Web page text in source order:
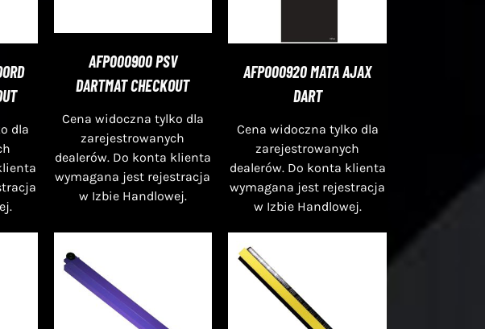
dla
AFP000900 PSV
DARTMAT CHECKOUT
Cena widoczna tylko dla
zarejestrowanych
dealerów. Do konta klienta
wymagana jest rejestracja
w Izbie Handlowej.
AFP000920 MATA AJAX
DART
Cena widoczna tylko dla
zarejestrowanych
dealerów. Do konta klienta
wymagana jest rejestracja
w Izbie Handlowej.